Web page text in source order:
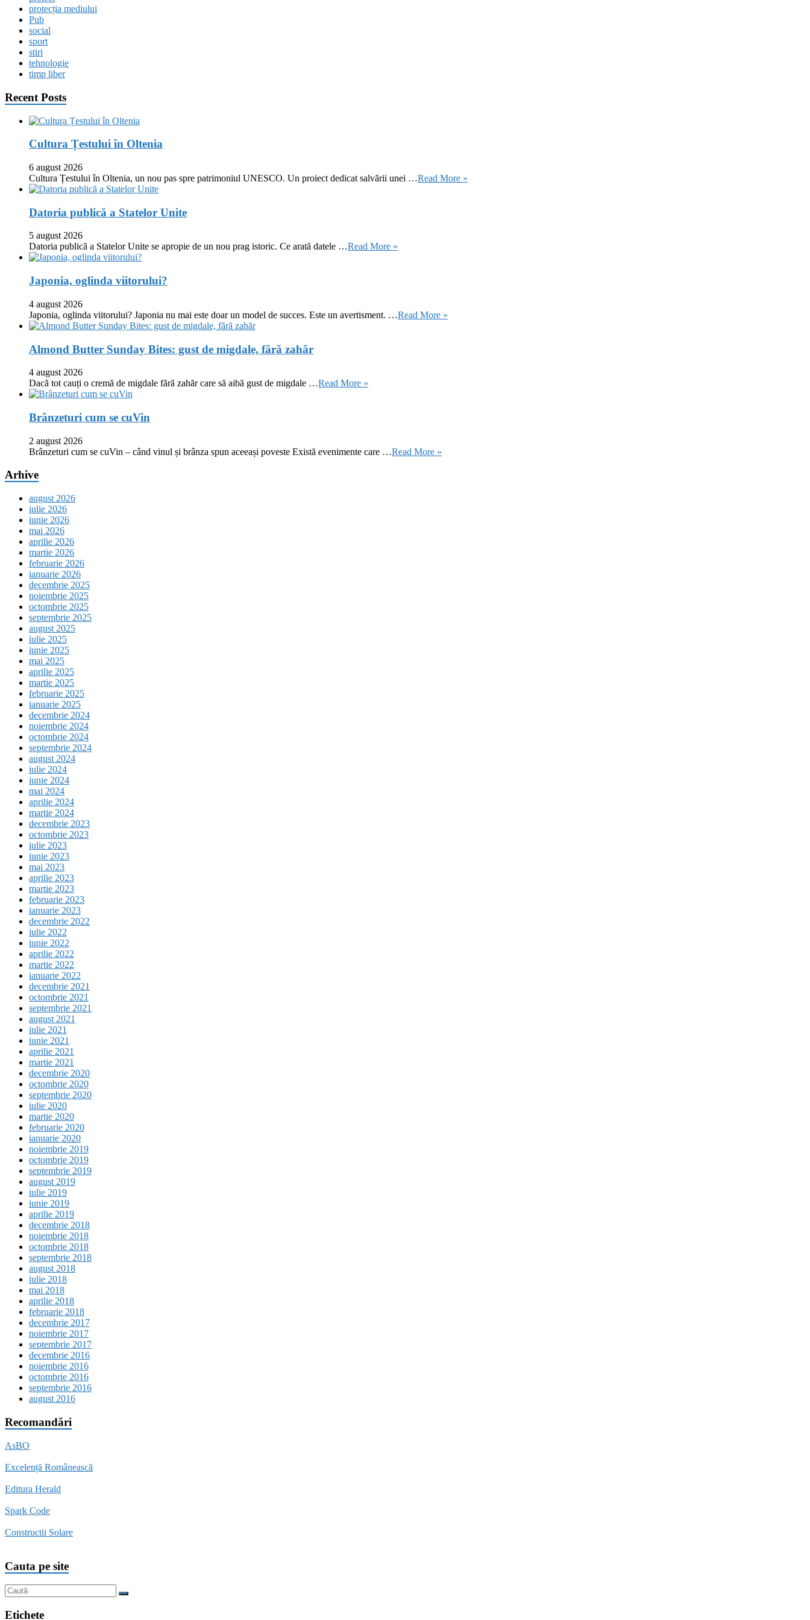
protecția mediului
Pub
social
sport
stiri
tehnologie
timp liber
Recent Posts
Cultura Țestului în Oltenia
6 august 2026
Cultura Țestului în Oltenia, un nou pas spre patrimoniul UNESCO. Un proiect dedicat salvării unei …Read More »
Datoria publică a Statelor Unite
5 august 2026
Datoria publică a Statelor Unite se apropie de un nou prag istoric. Ce arată datele …Read More »
Japonia, oglinda viitorului?
4 august 2026
Japonia, oglinda viitorului? Japonia nu mai este doar un model de succes. Este un avertisment. …Read More »
Almond Butter Sunday Bites: gust de migdale, fără zahăr
4 august 2026
Dacă tot cauți o cremă de migdale fără zahăr care să aibă gust de migdale …Read More »
Brânzeturi cum se cuVin
2 august 2026
Brânzeturi cum se cuVin – când vinul și brânza spun aceeași poveste Există evenimente care …Read More »
Arhive
august 2026
iulie 2026
iunie 2026
mai 2026
aprilie 2026
martie 2026
februarie 2026
ianuarie 2026
decembrie 2025
noiembrie 2025
octombrie 2025
septembrie 2025
august 2025
iulie 2025
iunie 2025
mai 2025
aprilie 2025
martie 2025
februarie 2025
ianuarie 2025
decembrie 2024
noiembrie 2024
octombrie 2024
septembrie 2024
august 2024
iulie 2024
iunie 2024
mai 2024
aprilie 2024
martie 2024
decembrie 2023
octombrie 2023
iulie 2023
iunie 2023
mai 2023
aprilie 2023
martie 2023
februarie 2023
ianuarie 2023
decembrie 2022
iulie 2022
iunie 2022
aprilie 2022
martie 2022
ianuarie 2022
decembrie 2021
octombrie 2021
septembrie 2021
august 2021
iulie 2021
iunie 2021
aprilie 2021
martie 2021
decembrie 2020
octombrie 2020
septembrie 2020
iulie 2020
martie 2020
februarie 2020
ianuarie 2020
noiembrie 2019
octombrie 2019
septembrie 2019
august 2019
iulie 2019
iunie 2019
aprilie 2019
decembrie 2018
noiembrie 2018
octombrie 2018
septembrie 2018
august 2018
iulie 2018
mai 2018
aprilie 2018
februarie 2018
decembrie 2017
noiembrie 2017
septembrie 2017
decembrie 2016
noiembrie 2016
octombrie 2016
septembrie 2016
august 2016
Recomandări
AsBO
Excelență Românească
Editura Herald
Spark Code
Constructii Solare
Cauta pe site
Etichete